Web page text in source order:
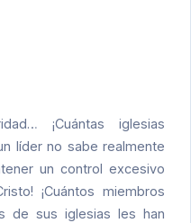
¡Cuántas iglesias
líder no sabe realmente
un control excesivo
¡Cuántos miembros
de sus iglesias les han